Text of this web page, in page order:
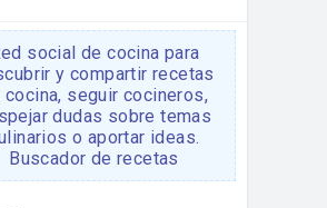
social de cocina para
y compartir recetas
cocina, seguir cocineros,
dudas sobre temas
o aportar ideas.
Buscador de recetas